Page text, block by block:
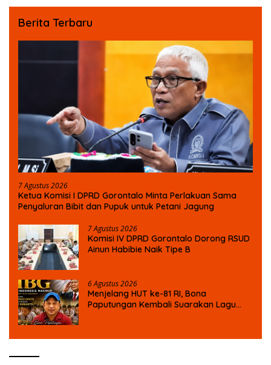
Berita Terbaru
7 Agustus 2026
Ketua Komisi I DPRD Gorontalo Minta Perlakuan Sama
Penyaluran Bibit dan Pupuk untuk Petani Jagung
7 Agustus 2026
Komisi IV DPRD Gorontalo Dorong RSUD
Ainun Habibie Naik Tipe B
6 Agustus 2026
Menjelang HUT ke-81 RI, Bona
Paputungan Kembali Suarakan Lagu